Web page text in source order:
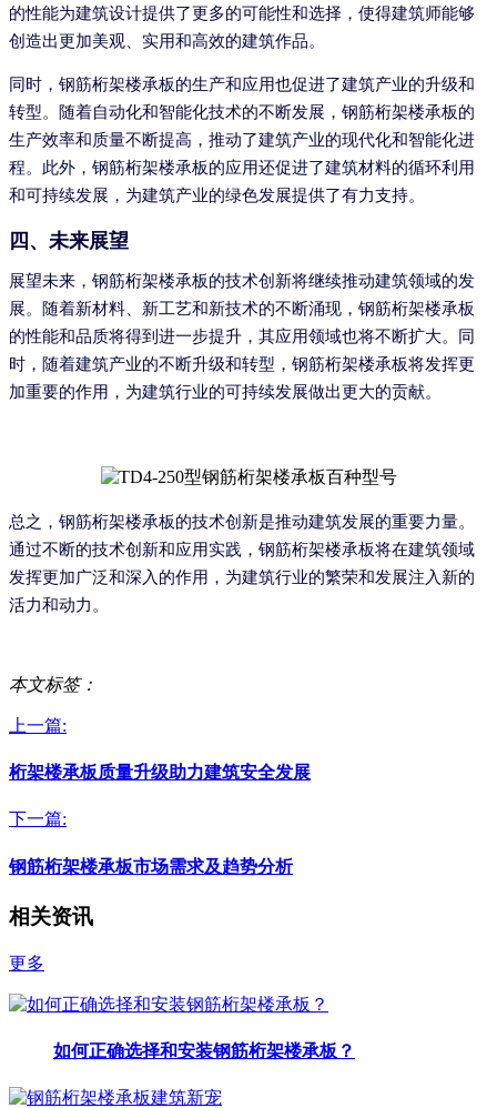
的性能为建筑设计提供了更多的可能性和选择，使得建筑师能够
创造出更加美观、实用和高效的建筑作品。
同时，钢筋桁架楼承板的生产和应用也促进了建筑产业的升级和
转型。随着自动化和智能化技术的不断发展，钢筋桁架楼承板的
生产效率和质量不断提高，推动了建筑产业的现代化和智能化进
程。此外，钢筋桁架楼承板的应用还促进了建筑材料的循环利用
和可持续发展，为建筑产业的绿色发展提供了有力支持。
四、未来展望
展望未来，钢筋桁架楼承板的技术创新将继续推动建筑领域的发
展。随着新材料、新工艺和新技术的不断涌现，钢筋桁架楼承板
的性能和品质将得到进一步提升，其应用领域也将不断扩大。同
时，随着建筑产业的不断升级和转型，钢筋桁架楼承板将发挥更
加重要的作用，为建筑行业的可持续发展做出更大的贡献。
总之，钢筋桁架楼承板的技术创新是推动建筑发展的重要力量。
通过不断的技术创新和应用实践，钢筋桁架楼承板将在建筑领域
发挥更加广泛和深入的作用，为建筑行业的繁荣和发展注入新的
活力和动力。
本文标签：
上一篇:
桁架楼承板质量升级助力建筑安全发展
下一篇:
钢筋桁架楼承板市场需求及趋势分析
相关资讯
更多
如何正确选择和安装钢筋桁架楼承板？